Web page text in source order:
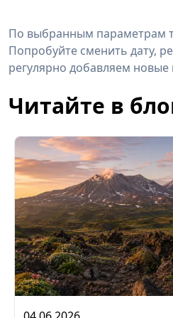
Трекинг
Тур выходного дня
Обзорные
Речные
По выбранным параметрам
Попробуйте сменить дату,
регулярно добавляем новые
Читайте в